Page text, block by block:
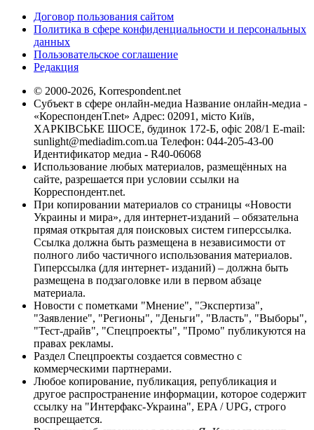
Договор пользования сайтом
Политика в сфере конфиденциальности и персональных
данных
Пользовательское соглашение
Редакция
© 2000-2026, Korrespondent.net
Субъект в сфере онлайн-медиа Название онлайн-медиа -
«КореспонденТ.net» Адрес: 02091, місто Київ,
ХАРКІВСЬКЕ ШОСЕ, будинок 172-Б, офіс 208/1 E-mail:
sunlight@mediadim.com.ua Телефон: 044-205-43-00
Идентификатор медиа - R40-06068
Использование любых материалов, размещённых на
сайте, разрешается при условии ссылки на
Корреспондент.net.
При копировании материалов со страницы «Новости
Украины и мира», для интернет-изданий – обязательна
прямая открытая для поисковых систем гиперссылка.
Ссылка должна быть размещена в независимости от
полного либо частичного использования материалов.
Гиперссылка (для интернет- изданий) – должна быть
размещена в подзаголовке или в первом абзаце
материала.
Новости с пометками "Мнение", "Экспертиза",
"Заявление", "Регионы", "Деньги", "Власть", "Выборы",
"Тест-драйв", "Спецпроекты", "Промо" публикуются на
правах рекламы.
Раздел Спецпроекты создается совместно с
коммерческими партнерами.
Любое копирование, публикация, републикация и
другое распространение информации, которое содержит
ссылку на "Интерфакс-Украина", EPA / UPG, строго
воспрещается.